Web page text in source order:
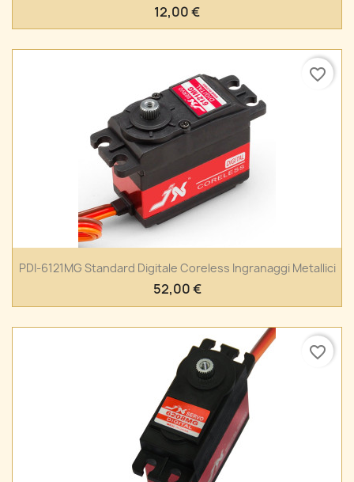
12,00 €
PDI-6121MG Standard Digitale Coreless Ingranaggi Metallici
52,00 €
favorite_border
favorite_border